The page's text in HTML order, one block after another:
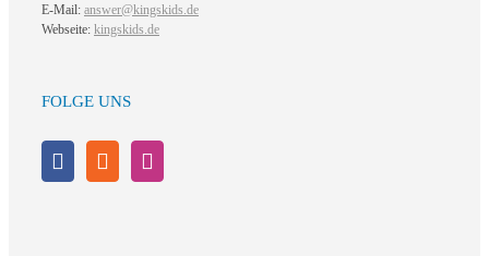
E-Mail: answer@kingskids.de
Webseite: kingskids.de
FOLGE UNS